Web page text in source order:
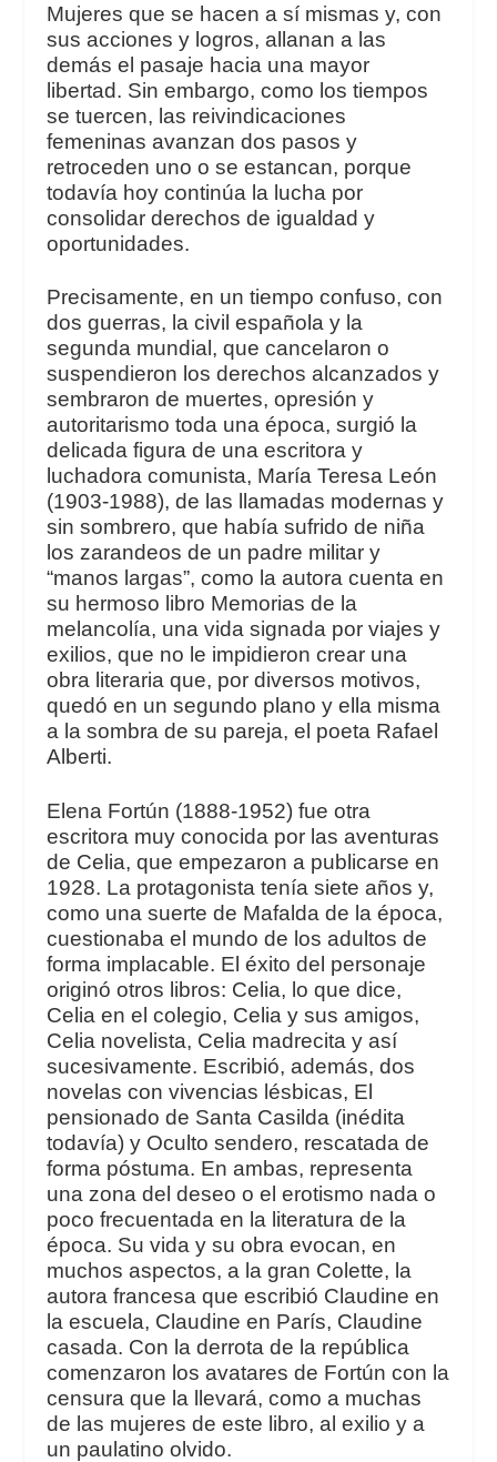
Mujeres que se hacen a sí mismas y, con
sus acciones y logros, allanan a las
demás el pasaje hacia una mayor
libertad. Sin embargo, como los tiempos
se tuercen, las reivindicaciones
femeninas avanzan dos pasos y
retroceden uno o se estancan, porque
todavía hoy continúa la lucha por
consolidar derechos de igualdad y
oportunidades.
Precisamente, en un tiempo confuso, con
dos guerras, la civil española y la
segunda mundial, que cancelaron o
suspendieron los derechos alcanzados y
sembraron de muertes, opresión y
autoritarismo toda una época, surgió la
delicada figura de una escritora y
luchadora comunista, María Teresa León
(1903-1988), de las llamadas modernas y
sin sombrero, que había sufrido de niña
los zarandeos de un padre militar y
“manos largas”, como la autora cuenta en
su hermoso libro Memorias de la
melancolía, una vida signada por viajes y
exilios, que no le impidieron crear una
obra literaria que, por diversos motivos,
quedó en un segundo plano y ella misma
a la sombra de su pareja, el poeta Rafael
Alberti.
Elena Fortún (1888-1952) fue otra
escritora muy conocida por las aventuras
de Celia, que empezaron a publicarse en
1928. La protagonista tenía siete años y,
como una suerte de Mafalda de la época,
cuestionaba el mundo de los adultos de
forma implacable. El éxito del personaje
originó otros libros: Celia, lo que dice,
Celia en el colegio, Celia y sus amigos,
Celia novelista, Celia madrecita y así
sucesivamente. Escribió, además, dos
novelas con vivencias lésbicas, El
pensionado de Santa Casilda (inédita
todavía) y Oculto sendero, rescatada de
forma póstuma. En ambas, representa
una zona del deseo o el erotismo nada o
poco frecuentada en la literatura de la
época. Su vida y su obra evocan, en
muchos aspectos, a la gran Colette, la
autora francesa que escribió Claudine en
la escuela, Claudine en París, Claudine
casada. Con la derrota de la república
comenzaron los avatares de Fortún con la
censura que la llevará, como a muchas
de las mujeres de este libro, al exilio y a
un paulatino olvido.